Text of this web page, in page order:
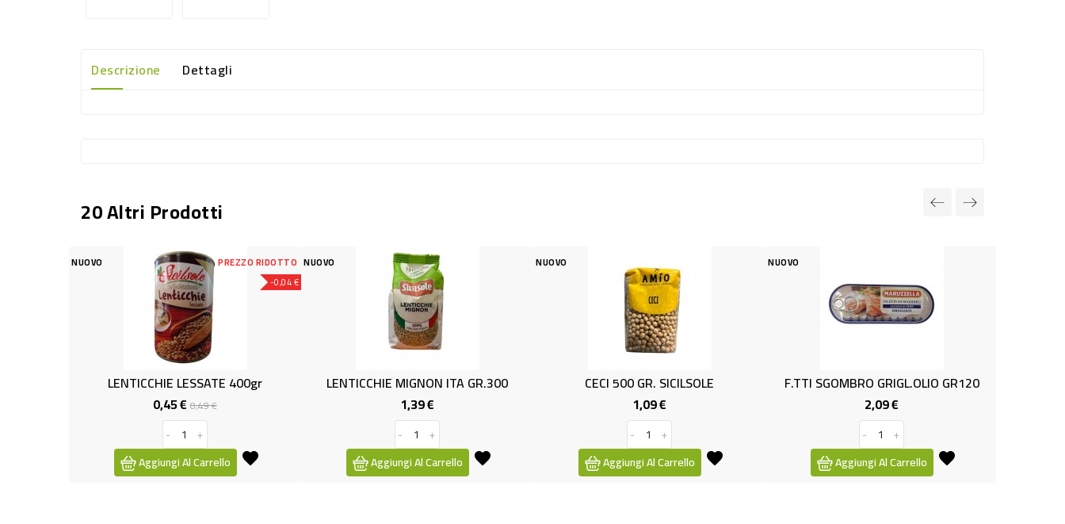
Descrizione Dettagli
20 Altri Prodotti
-0,04 €
PREZZO RIDOTTO
LENTICCHIE LESSATE 400gr
Prezzo
Aggiungi Al Carrello
NUOVO
LENTICCHIE MIGNON ITA GR.300
Aggiungi Al Carrello
CECI 500 GR. SICILSOLE
Aggiungi Al Carrello
F.TTI SGOMBRO GRIGL.OLIO GR120
Aggiungi Al Carrello
LENTICCHIE MIGNON